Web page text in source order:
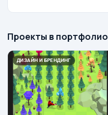
Проекты в портфолио
ДИЗАЙН И БРЕНДИНГ